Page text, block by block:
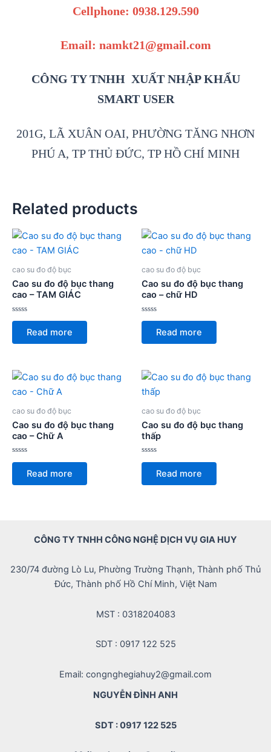
Cellphone: 0938.129.590
Email: namkt21@gmail.com
CÔNG TY TNHH XUẤT NHẬP KHẨU
SMART USER
201G, LÃ XUÂN OAI, PHƯỜNG TĂNG NHƠN
PHÚ A, TP THỦ ĐỨC, TP HỒ CHÍ MINH
Related products
cao su đo độ bục
Cao su đo độ bục thang
cao – TAM GIÁC
Rated
of
Read more
cao su đo độ bục
Cao su đo độ bục thang
cao – chữ HD
Rated
of
Read more
cao su đo độ bục
Cao su đo độ bục thang
cao – Chữ A
Rated
of
Read more
cao su đo độ bục
Cao su đo độ bục thang
thấp
Rated
of
Read more
CÔNG TY TNHH CÔNG NGHỆ DỊCH VỤ GIA HUY
230/74 đường Lò Lu, Phường Trường Thạnh, Thành phố Thủ
Đức, Thành phố Hồ Chí Minh, Việt Nam
MST : 0318204083
SDT : 0917 122 525
Email: congnghegiahuy2@gmail.com
NGUYỄN ĐÌNH ANH
SDT : 0917 122 525